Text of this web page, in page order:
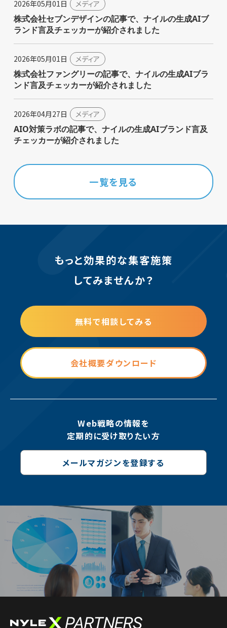
2026年05月01日 メディア
株式会社セブンデザインの記事で、ナイルの生成AIブ
ランド言及チェッカーが紹介されました
2026年05月01日 メディア
株式会社ファングリーの記事で、ナイルの生成AIブラ
ンド言及チェッカーが紹介されました
2026年04月27日 メディア
AIO対策ラボの記事で、ナイルの生成AIブランド言及
チェッカーが紹介されました
一覧を見る
もっと効果的な集客施策
してみませんか？
無料で相談してみる
会社概要ダウンロード
Web戦略の情報を
定期的に受け取りたい方
メールマガジンを登録する